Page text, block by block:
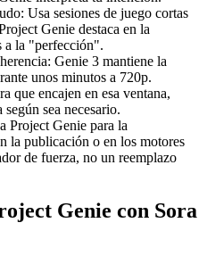
Usa sesiones de juego cortas
Genie destaca en la
a la "perfección".
Genie 3 mantiene la
unos minutos a 720p.
que encajen en esa ventana,
sea necesario.
Project Genie para la
la publicación o en los motores
de fuerza, no un reemplazo
Genie con Sora